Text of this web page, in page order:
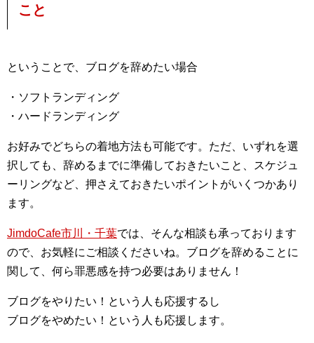
こと
ということで、ブログを辞めたい場合
・ソフトランディング
・ハードランディング
お好みでどちらの着地方法も可能です。ただ、いずれを選
択しても、辞めるまでに準備しておきたいこと、スケジュ
ーリングなど、押さえておきたいポイントがいくつかあり
ます。
JimdoCafe市川・千葉では、そんな相談も承っております
ので、お気軽にご相談くださいね。ブログを辞めることに
関して、何ら罪悪感を持つ必要はありません！
ブログをやりたい！という人も応援するし
ブログをやめたい！という人も応援します。